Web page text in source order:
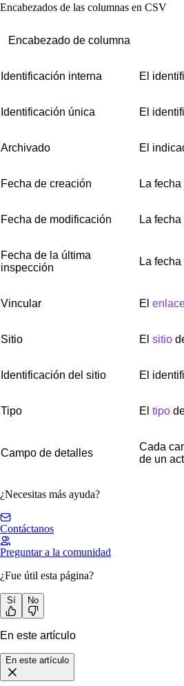
Encabezados de las columnas en CSV
Encabezado de columna
Identificación interna El
Identificación única El
Archivado El
Fecha de creación La
Fecha de modificación La
Fecha de la última
inspección
La
Vincular El
Sitio El sitio
Identificación del sitio El
Tipo El tipo
Campo de detalles
Cada
de un
¿Necesitas más ayuda?
Contáctanos
Preguntar a la comunidad
¿Fue útil esta página?
Sí No
En este artículo
En este artículo